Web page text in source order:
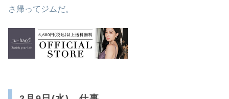
さ帰ってジムだ。